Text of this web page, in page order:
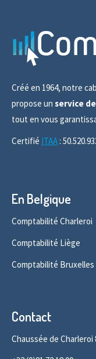
Créé en 1964, notre
propose un service
tout en vous
Certifié ITAA :
En Belgique
Comptabilité Charleroi
Comptabilité Liège
Comptabilité Bruxelles
Contact
Chaussée de Charleroi